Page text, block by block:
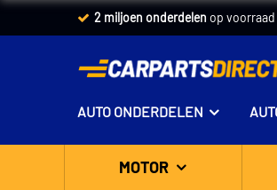
2 miljoen onderdelen op voorraad
AUTO ONDERDELEN
MOTOR